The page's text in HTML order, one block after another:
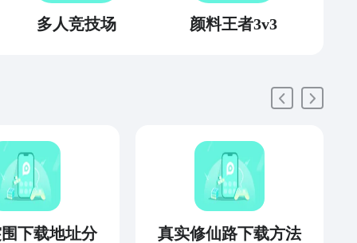
多人竞技场 颜料王者3v3
下载地址分
真实修仙路下载方法